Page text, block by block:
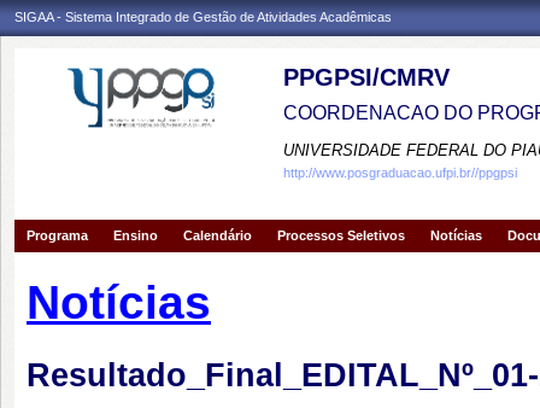
SIGAA - Sistema Integrado de Gestão de Atividades Acadêmicas
PPGPSI/CMRV
COORDENACAO DO
UNIVERSIDADE FEDERAL DO
http://www.posgraduacao.ufpi.br//ppgpsi
Programa Ensino Calendário Processos Seletivos Notícias
Notícias